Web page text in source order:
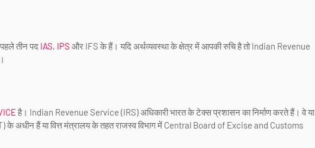
तीन पद IAS, IPS और IFS के हैं। यदि अर्थव्यवस्था के क्षेत्र में आपकी रुचि है तो Indian Revenue
है। Indian Revenue Service (IRS) अधिकारी भारत के टेक्स प्रशासन का निर्माण करते हैं। वे या
अधीन हैं या वित्त मंत्रालय के तहत राजस्व विभाग में Central Board of Excise and Customs